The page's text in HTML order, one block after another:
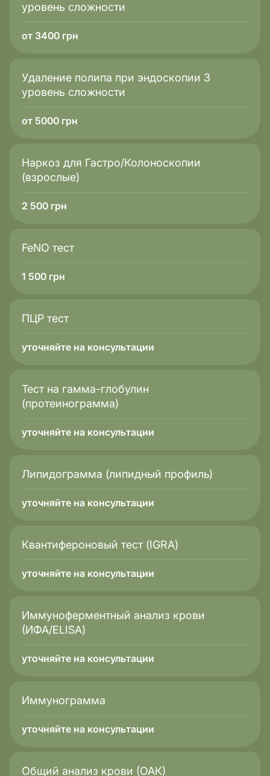
уровень сложности
от 3400 грн
Удаление полипа при эндоскопии 3
уровень сложности
от 5000 грн
Наркоз для Гастро/Колоноскопии
(взрослые)
2 500 грн
FeNO тест
1 500 грн
ПЦР тест
уточняйте на консультации
Тест на гамма-глобулин
(протеинограмма)
уточняйте на консультации
Липидограмма (липидный профиль)
уточняйте на консультации
Квантифероновый тест (IGRA)
уточняйте на консультации
Иммуноферментный анализ крови
(ИФА/ELISA)
уточняйте на консультации
Иммунограмма
уточняйте на консультации
Общий анализ крови (ОАК)